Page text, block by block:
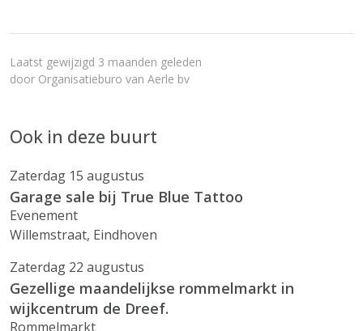
Laatst gewijzigd 3 maanden geleden
door Organisatieburo van Aerle bv
Ook in deze buurt
Zaterdag 15 augustus
Garage sale bij True Blue Tattoo
Evenement
Willemstraat, Eindhoven
Zaterdag 22 augustus
Gezellige maandelijkse rommelmarkt in
wijkcentrum de Dreef.
Rommelmarkt